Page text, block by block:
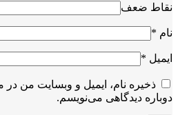
نقاط ضعف
نام *
ایمیل *
ذخیره نام، ایمیل و وبسایت من در
دوباره دیدگاهی می‌نویسم.